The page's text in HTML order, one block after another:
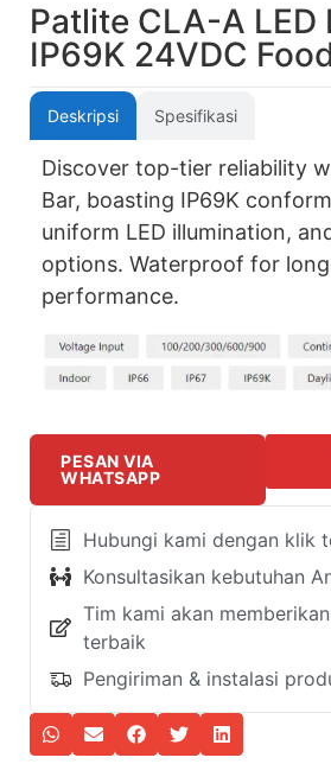
Patlite CLA-A LED
IP69K 24VDC
Deskripsi Spesifikasi
Discover top-tier reliability
Bar, boasting IP69K
uniform LED illumination,
options. Waterproof for
performance.
PESAN VIA
WHATSAPP
Hubungi kami dengan klik
Konsultasikan kebutuhan
Tim kami akan
terbaik
Pengiriman & instalasi